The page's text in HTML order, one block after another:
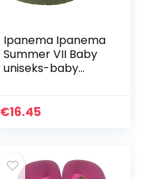
Ipanema Ipanema
Summer VII Baby
uniseks-baby
€16.45